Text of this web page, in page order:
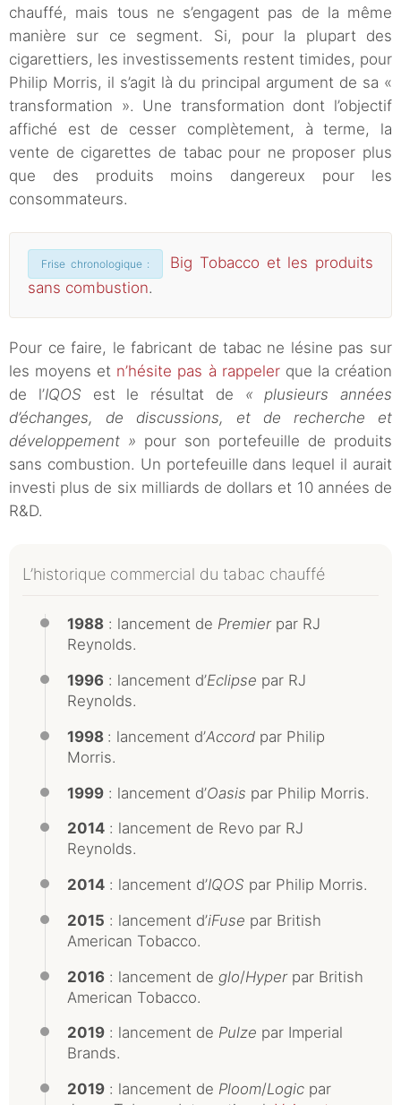
chauffé, mais tous ne s’engagent pas de la même
manière sur ce segment. Si, pour la plupart des
cigarettiers, les investissements restent timides, pour
Philip Morris, il s’agit là du principal argument de sa «
transformation ». Une transformation dont l’objectif
affiché est de cesser complètement, à terme, la
vente de cigarettes de tabac pour ne proposer plus
que des produits moins dangereux pour les
consommateurs.
Frise chronologique :
Big Tobacco et les produits
sans combustion.
Pour ce faire, le fabricant de tabac ne lésine pas sur
les moyens et n’hésite pas à rappelerque la création
de l’IQOS est le résultat de « plusieurs années
d’échanges, de discussions, et de recherche et
développement » pour son portefeuille de produits
sans combustion. Un portefeuille dans lequel il aurait
investi plus de six milliards de dollars et 10 années de
R&D.
L’historique commercial du tabac chauffé
1988 : lancement de Premierpar RJ
Reynolds.
1996 : lancement d’Eclipse par RJ
Reynolds.
1998 : lancement d’Accord par Philip
Morris.
1999 : lancement d’Oasis par Philip Morris.
2014 : lancement de Revo par RJ
Reynolds.
2014 : lancement d’IQOS par Philip Morris.
2015 : lancement d’iFuse par British
American Tobacco.
2016 : lancement de glo/Hyperpar British
American Tobacco.
2019 : lancement de Pulze par Imperial
Brands.
2019 : lancement de Ploom/Logic par